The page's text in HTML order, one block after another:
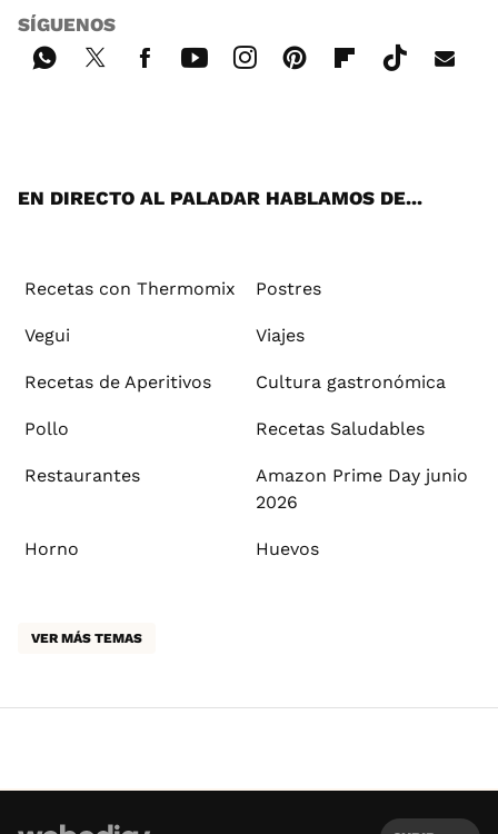
SÍGUENOS
EN DIRECTO AL PALADAR HABLAMOS DE...
Recetas con Thermomix Postres
Vegui Viajes
Recetas de Aperitivos Cultura gastronómica
Pollo Recetas Saludables
Restaurantes
Amazon Prime Day junio
2026
Horno Huevos
VER MÁS TEMAS